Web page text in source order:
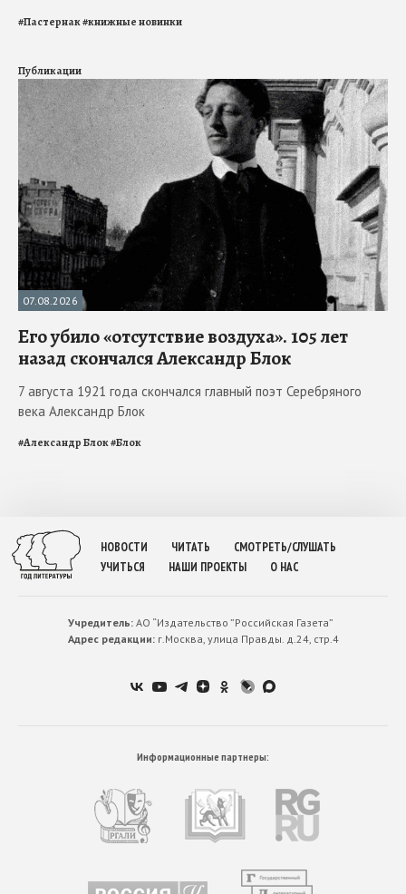
#Пастернак#книжные новинки
Публикации
07.08.2026
Его убило «отсутствие воздуха». 105 лет
назад скончался Александр Блок
7 августа 1921 года скончался главный поэт Серебряного
века Александр Блок
#Александр Блок#Блок
НОВОСТИ ЧИТАТЬ
СМОТРЕТЬ/СЛУШАТЬ
УЧИТЬСЯ
НАШИ ПРОЕКТЫ О НАС
Учредитель:АО “Издательство ”Российская Газета”
Адрес редакции:г.Москва, улица Правды. д.24, стр.4
Информационные партнеры: